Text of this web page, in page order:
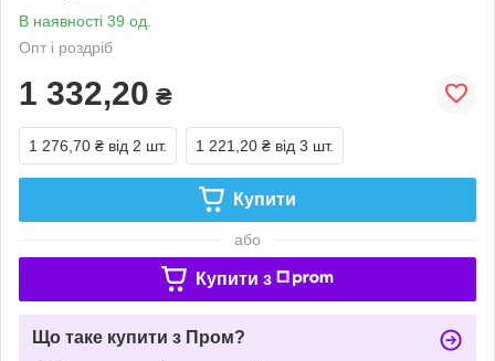
В наявності 39 од.
Опт і роздріб
1 332,20 ₴
1 276,70 ₴ від 2 шт. 1 221,20 ₴ від 3 шт.
Купити
або
Купити з
Що таке купити з Пром?